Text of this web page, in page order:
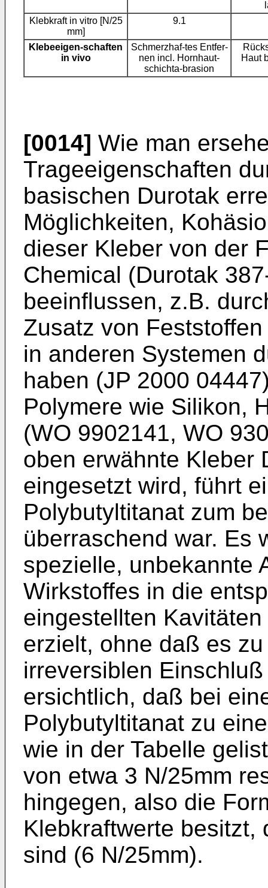
Klebkraft in vitro [N/25
mm]
9.1
Klebeeigen-schaften
in vivo
Schmerzhaf-tes Entfer-
nen incl. Hornhaut-
schichta-brasion
Haut
[0014] Wie man
Trageeigenschaften
basischen Durotak
Möglichkeiten,
dieser Kleber von der
Chemical (Durotak
beeinflussen, z.B.
Zusatz von
in anderen Systemen
haben (JP 2000 04447
Polymere wie Silikon,
(WO 9902141, WO
oben erwähnte Kleber
eingesetzt wird, führt
Polybutyltitanat zum
überraschend war. Es
spezielle, unbekannte
Wirkstoffes in die
eingestellten
erzielt, ohne daß es
irreversiblen
ersichtlich, daß bei
Polybutyltitanat zu
wie in der Tabelle
von etwa 3 N/25mm
hingegen, also die
Klebkraftwerte besitzt,
sind (6 N/25mm).